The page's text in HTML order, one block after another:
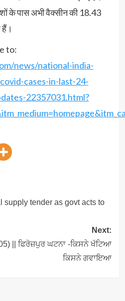
के पास अभी वैक्सीन की 18.43
हैं।
to:
news/national-india-
cases-in-last-24-
22357031.html?
supply tender as govt acts to
Next:
|| ਫਿਰੋਜ਼ਪੁਰ ਘਟਨਾ -ਕਿਸਨੇ ਖੱਟਿਆ
ਕਿਸਨੇ ਗਵਾਇਆ